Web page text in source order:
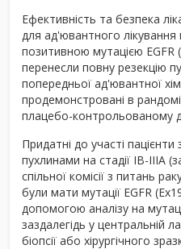
Ефективність та безпека
для ад'ювантного лікування
позитивною мутацією EGFR
перенесли повну резекцію
попередньої ад'ювантної
продемонстровані в
плацебо-контрольованому
Придатні до участі
пухлинами на стадії IB-IIIA
спільної комісії з питань
були мати мутації EGFR
допомогою аналізу на
заздалегідь у центральній
біопсії або хірургічного